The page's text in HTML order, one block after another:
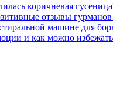
коричневая
отзывы
машине для
и как можно